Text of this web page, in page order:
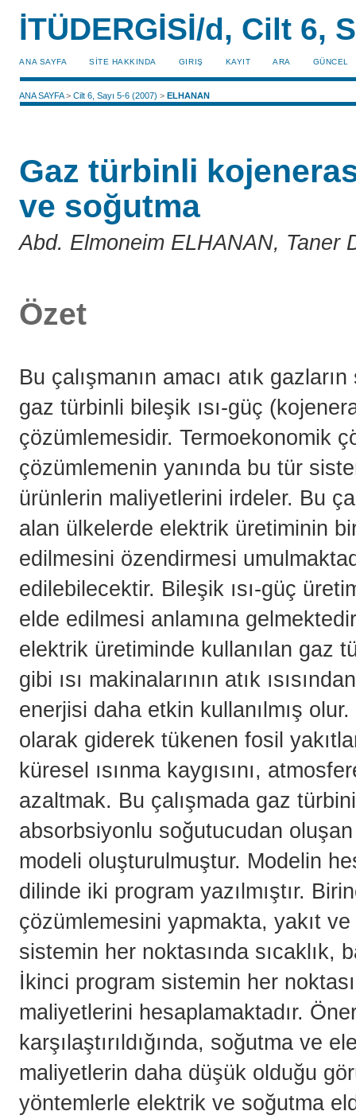
İTÜDERGİSİ/d, Cilt 6,
ANA SAYFA SİTE HAKKINDA GIRIŞ KAYIT ARA GÜNCEL
ANA SAYFA>Cilt 6, Sayı 5-6 (2007) >ELHANAN
Gaz türbinli
ve soğutma
Abd. Elmoneim ELHANAN, Taner
Özet
Bu çalışmanın amacı atık
gaz türbinli bileşik ısı-güç
çözümlemesidir. Termoekonomik
çözümlemenin yanında bu tür
ürünlerin maliyetlerini irdeler. Bu
alan ülkelerde elektrik üretiminin
edilmesini özendirmesi
edilebilecektir. Bileşik ısı-güç
elde edilmesi anlamına
elektrik üretiminde kullanılan gaz
gibi ısı makinalarının atık
enerjisi daha etkin kullanılmış
olarak giderek tükenen fosil
küresel ısınma kaygısını,
azaltmak. Bu çalışmada gaz
absorbsiyonlu soğutucudan
modeli oluşturulmuştur. Modelin
dilinde iki program yazılmıştır.
çözümlemesini yapmakta, yakıt
sistemin her noktasında sıcaklık,
İkinci program sistemin her
maliyetlerini hesaplamaktadır.
karşılaştırıldığında, soğutma ve
maliyetlerin daha düşük olduğu
yöntemlerle elektrik ve soğutma